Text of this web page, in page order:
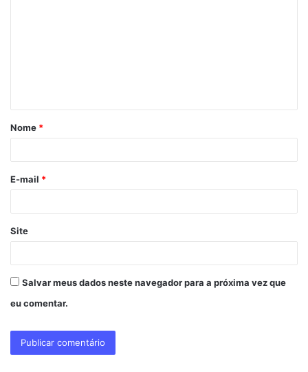
á
r
*
Nome *
E-mail *
Site
Salvar meus dados neste navegador para a próxima vez que
eu comentar.